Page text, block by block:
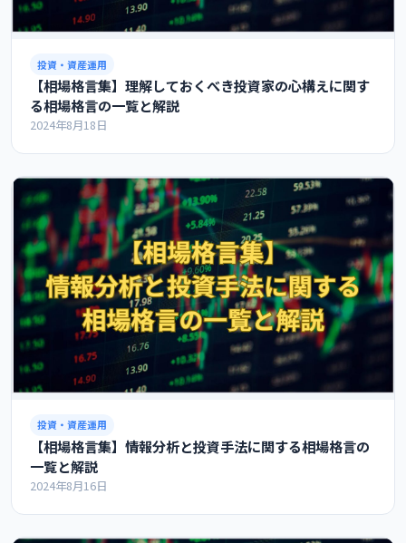
投資・資産運用
【相場格言集】理解しておくべき投資家の心構えに関す
る相場格言の一覧と解説
2024年8月18日
投資・資産運用
【相場格言集】情報分析と投資手法に関する相場格言の
一覧と解説
2024年8月16日